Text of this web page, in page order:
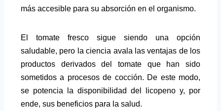
más accesible para su absorción en el organismo.
El tomate fresco sigue siendo una opción
saludable, pero la ciencia avala las ventajas de los
productos derivados del tomate que han sido
sometidos a procesos de cocción. De este modo,
se potencia la disponibilidad del licopeno y, por
ende, sus beneficios para la salud.